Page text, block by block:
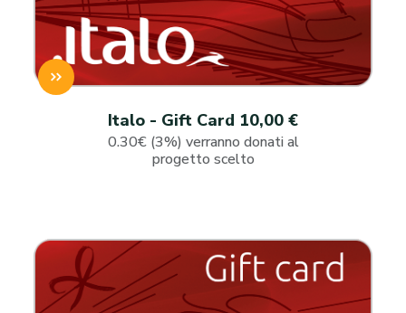
Italo - Gift Card 10,00 €
0.30€ (3%) verranno donati al
progetto scelto